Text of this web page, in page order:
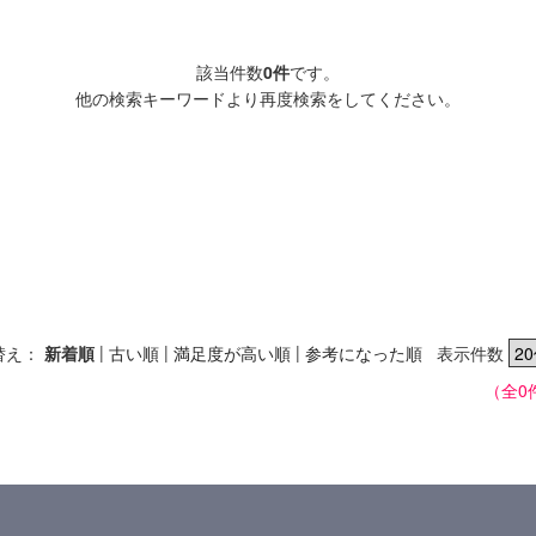
該当件数0件です。
他の検索キーワードより再度検索をしてください。
： 新着順 | 古い順 | 満足度が高い順 | 参考になった順 表示件数
（全